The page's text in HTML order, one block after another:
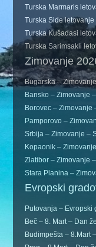
Turska Marmaris
Turska Side letovanje
Turska Kušadasi
Turska Sarimsakli
Zimovanje
Bugarska –
Bansko – Zimovanje
Borovec – Zimovanje
Pamporovo –
Srbija – Zimovanje –
Kopaonik –
Zlatibor – Zimovanje
Stara Planina –
Evropski
Putovanja – Evropski
Beč – 8. Mart – Dan
Budimpešta – 8.Mart